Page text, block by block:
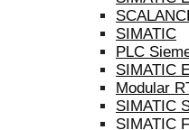
SIMATIC
PLC
SIMATIC
Modular
SIMATIC
SIMATIC